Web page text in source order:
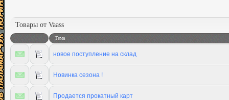
Товары от Vaass
Тема
новое поступление на склад
Новинка сезона !
Продается прокатный карт